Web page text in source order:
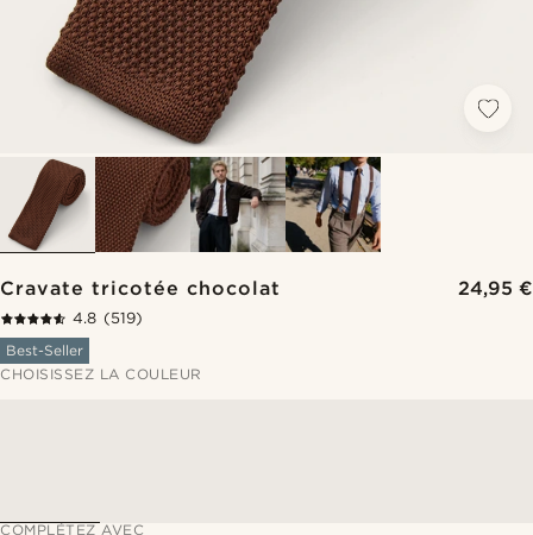
Cravate tricotée chocolat 24,95 €
4.8 (519)
Best-Seller
CHOISISSEZ LA COULEUR
COMPLÉTEZ AVEC